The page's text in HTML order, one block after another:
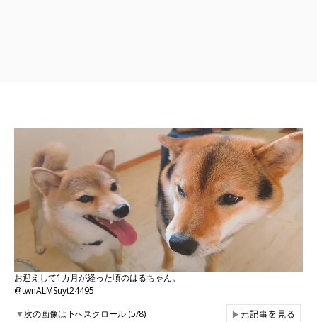
お迎えして1カ月が経った頃のはるちゃん。
@twnALMSuyt24495
▼次の画像は下へスクロール (5/8) ▶元記事を見る